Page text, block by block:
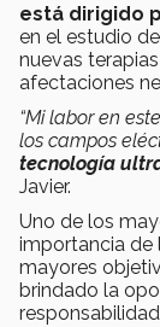
está dirigido
en el estudio
nuevas
afectaciones
“Mi labor en
los campos
tecnología
Javier.
Uno de los
importancia de
mayores
brindado la